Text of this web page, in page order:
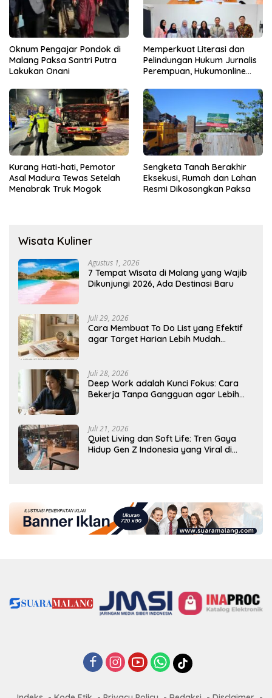
Oknum Pengajar Pondok di
Malang Paksa Santri Putra
Lakukan Onani
Memperkuat Literasi dan
Pelindungan Hukum Jurnalis
Perempuan, Hukumonline
Gratis
Kurang Hati-hati, Pemotor
Asal Madura Tewas Setelah
Menabrak Truk Mogok
Sengketa Tanah Berakhir
Eksekusi, Rumah dan Lahan
Resmi Dikosongkan Paksa
Wisata Kuliner
Agustus 1, 2026
7 Tempat Wisata di Malang yang Wajib
Dikunjungi 2026, Ada Destinasi Baru
Juli 29, 2026
Cara Membuat To Do List yang Efektif
agar Target Harian Lebih Mudah
Juli 28, 2026
Deep Work adalah Kunci Fokus: Cara
Bekerja Tanpa Gangguan agar Lebih
Juli 21, 2026
Quiet Living dan Soft Life: Tren Gaya
Hidup Gen Z Indonesia yang Viral di